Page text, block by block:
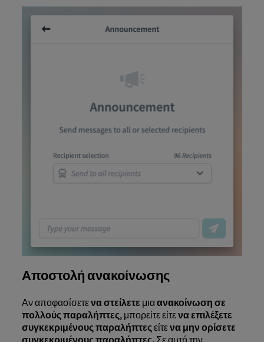
Αποστολή ανακοίνωσης
Αν αποφασίσετενα στείλετε μιαανακοίνωση σε
πολλούς παραλήπτες,μπορείτε είτενα επιλέξετε
συγκεκριμένους παραλήπτες είτενα μην ορίσετε
συγκεκριμένους παραλήπτες. Σε αυτή την